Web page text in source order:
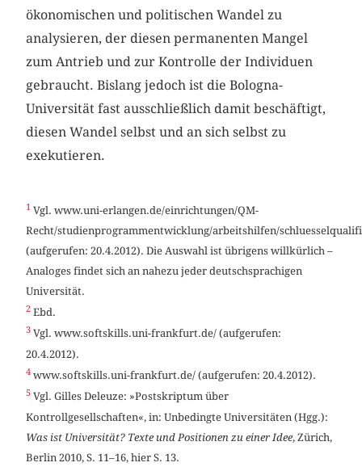
ökonomischen und politischen Wandel zu
analysieren, der diesen permanenten Mangel
zum Antrieb und zur Kontrolle der Individuen
gebraucht. Bislang jedoch ist die Bologna-
Universität fast ausschließlich damit beschäftigt,
diesen Wandel selbst und an sich selbst zu
exekutieren.
1 Vgl. www.uni-erlangen.de/einrichtungen/QM-
Recht/studienprogrammentwicklung/arbeitshilfen/
(aufgerufen: 20.4.2012). Die Auswahl ist übrigens willkürlich –
Analoges findet sich an nahezu jeder deutschsprachigen
Universität.
2 Ebd.
3 Vgl. www.softskills.uni-frankfurt.de/ (aufgerufen:
20.4.2012).
4 www.softskills.uni-frankfurt.de/ (aufgerufen: 20.4.2012).
5 Vgl. Gilles Deleuze: »Postskriptum über
Kontrollgesellschaften«, in: Unbedingte Universitäten (Hgg.):
Was ist Universität? Texte und Positionen zu einer Idee, Zürich,
Berlin 2010, S. 11–16, hier S. 13.